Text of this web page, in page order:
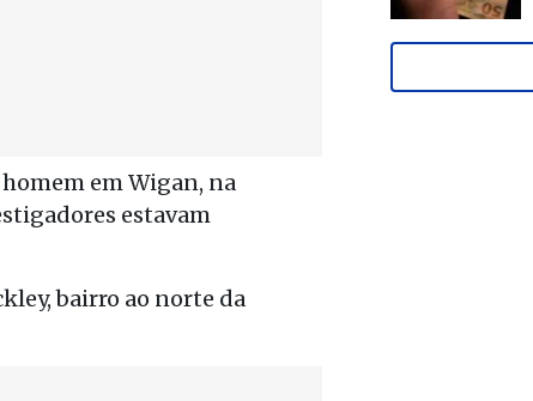
em Wigan, na
estavam
bairro ao norte da